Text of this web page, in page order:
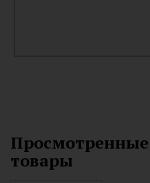
Просмотренные
товары